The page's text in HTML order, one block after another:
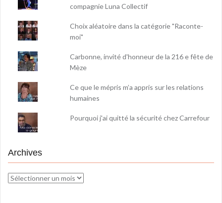
compagnie Luna Collectif
Choix aléatoire dans la catégorie "Raconte-
moi"
Carbonne, invité d'honneur de la 216 e fête de
Mèze
Ce que le mépris m’a appris sur les relations
humaines
Pourquoi j'ai quitté la sécurité chez Carrefour
Archives
Archives